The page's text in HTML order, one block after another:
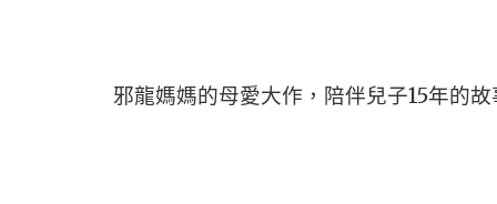
邪龍媽媽的母愛大作，陪伴兒子15年的故